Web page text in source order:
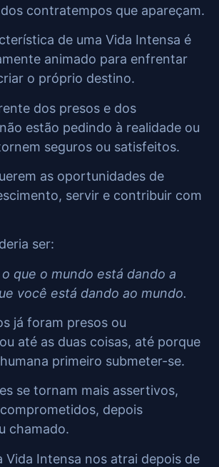
contratempos que apareçam.
de uma Vida Intensa é
animado para enfrentar
o próprio destino.
dos presos e dos
estão pedindo à realidade ou
seguros ou satisfeitos.
as oportunidades de
servir e contribuir com
ser:
que o mundo está dando a
você está dando ao mundo.
já foram presos ou
até as duas coisas, até porque
primeiro submeter-se.
se tornam mais assertivos,
depois
chamado.
Vida Intensa nos atrai depois de